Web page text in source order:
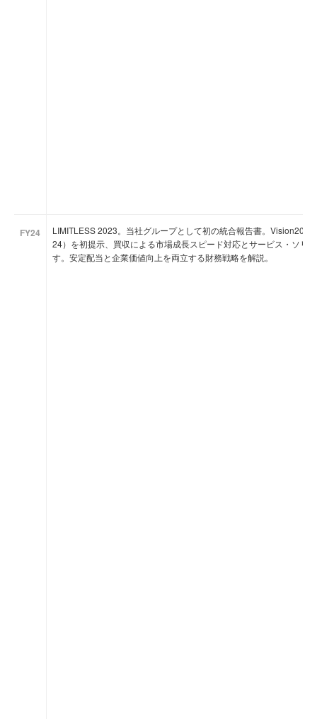
FY24
LIMITLESS 2023。当社グループとして初の統合報告書。
24）を初提示、買収による市場成長スピード対応とサービス・ソリ
す。安定配当と企業価値向上を両立する財務戦略を解説。